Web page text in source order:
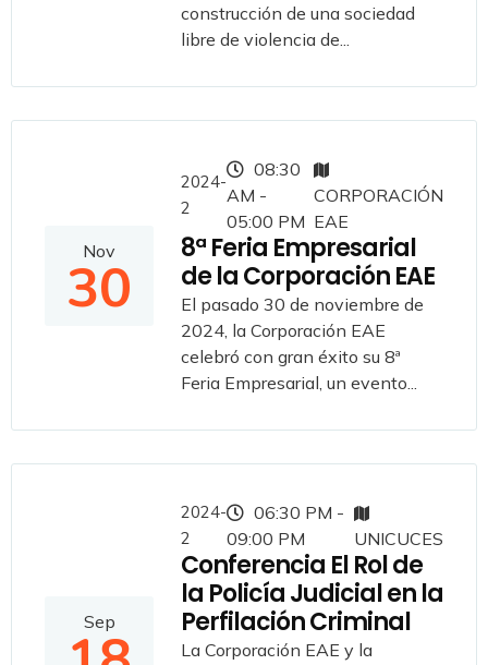
construcción de una sociedad
libre de violencia de...
Nov
30
2024-
2
08:30
AM -
05:00 PM
CORPORACIÓN
EAE
8ª Feria Empresarial
de la Corporación EAE
El pasado 30 de noviembre de
2024, la Corporación EAE
celebró con gran éxito su 8ª
Feria Empresarial, un evento...
Sep
2024-
2
06:30 PM -
09:00 PM
UNICUCES
Conferencia El Rol de
la Policía Judicial en la
Perfilación Criminal
La Corporación EAE y la